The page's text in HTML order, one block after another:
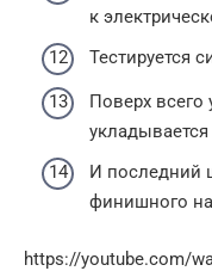
к
Тестируется
Поверх всего
И последний
финишного
https://youtube.com/